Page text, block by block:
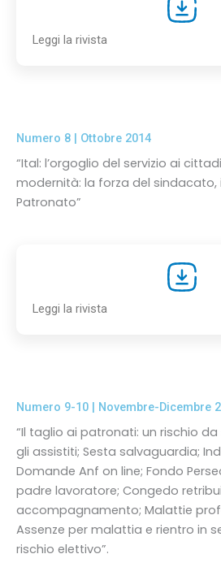
Leggi la rivista
Numero 8 | Ottobre 2014
“Ital: l’orgoglio del servizio ai
modernità: la forza del sindacato,
Patronato”
Leggi la rivista
Numero 9-10 | Novembre-Dicembre
“Il taglio ai patronati: un rischio
gli assistiti; Sesta salvaguardia;
Domande Anf on line; Fondo
padre lavoratore; Congedo
accompagnamento; Malattie
Assenze per malattia e rientro in
rischio elettivo”.